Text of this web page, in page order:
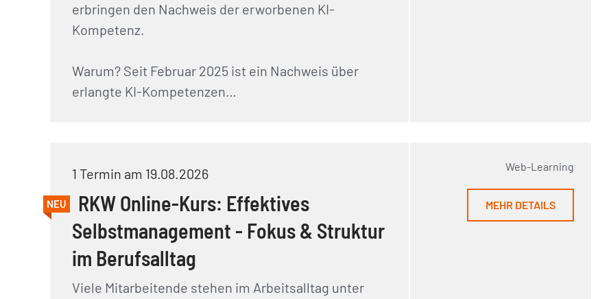
erbringen den Nachweis der erworbenen KI-
Kompetenz.
Warum? Seit Februar 2025 ist ein Nachweis über
erlangte KI-Kompetenzen…
1 Termin am 19.08.2026
NEU
RKW Online-Kurs: Effektives
Selbstmanagement - Fokus & Struktur
im Berufsalltag
Viele Mitarbeitende stehen im Arbeitsalltag unter
Web-Learning
MEHR DETAILS